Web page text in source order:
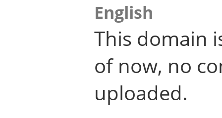
English
This domain
of now, no
uploaded.